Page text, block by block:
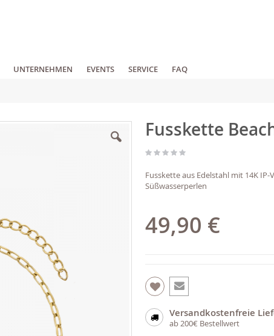
UNTERNEHMEN EVENTS SERVICE FAQ
Fusskette
Fusskette aus Edelstahl mit 14K
Süßwasserperlen
49,90 €
Versandkostenfreie
ab 200€ Bestellwert